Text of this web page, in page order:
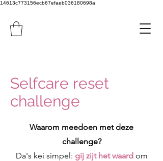
14613c773156ecb67efaeb036180698a
Selfcare reset
challenge
Waarom meedoen met deze
challenge?
Da's kei simpel: gij zijt het waard om